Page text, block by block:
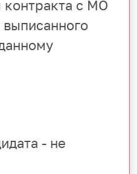
контракта с МО
- не